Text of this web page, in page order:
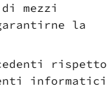
mezzi
la
rispetto
informatici
campi obbligatori
campi obbligatori